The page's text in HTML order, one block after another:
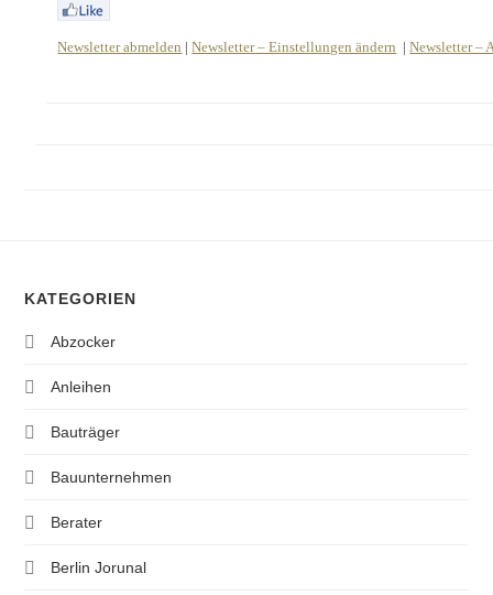
Newsletter abmelden |Newsletter – Einstellungen ändern |Newsletter –
KATEGORIEN
Abzocker
Anleihen
Bauträger
Bauunternehmen
Berater
Berlin Jorunal